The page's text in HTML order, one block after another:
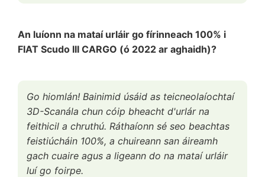
An luíonn na mataí urláir go fírinneach 100% i
FIAT Scudo III CARGO (ó 2022 ar aghaidh)?
Go hiomlán! Bainimid úsáid as teicneolaíochtaí
3D-Scanála chun cóip bheacht d'urlár na
feithicil a chruthú. Ráthaíonn sé seo beachtas
feistiúcháin 100%, a chuireann san áireamh
gach cuaire agus a ligeann do na mataí urláir
luí go foirpe.